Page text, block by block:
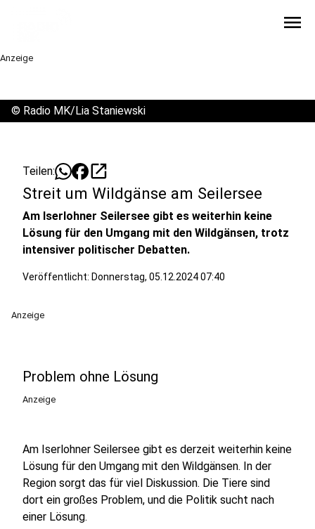
menu
Anzeige
© Radio MK/Lia Staniewski
Teilen: open_in_new
Streit um Wildgänse am Seilersee
Am Iserlohner Seilersee gibt es weiterhin keine
Lösung für den Umgang mit den Wildgänsen, trotz
intensiver politischer Debatten.
Veröffentlicht: Donnerstag, 05.12.2024 07:40
Anzeige
Problem ohne Lösung
Anzeige
Am Iserlohner Seilersee gibt es derzeit weiterhin keine
Lösung für den Umgang mit den Wildgänsen. In der
Region sorgt das für viel Diskussion. Die Tiere sind
dort ein großes Problem, und die Politik sucht nach
einer Lösung.